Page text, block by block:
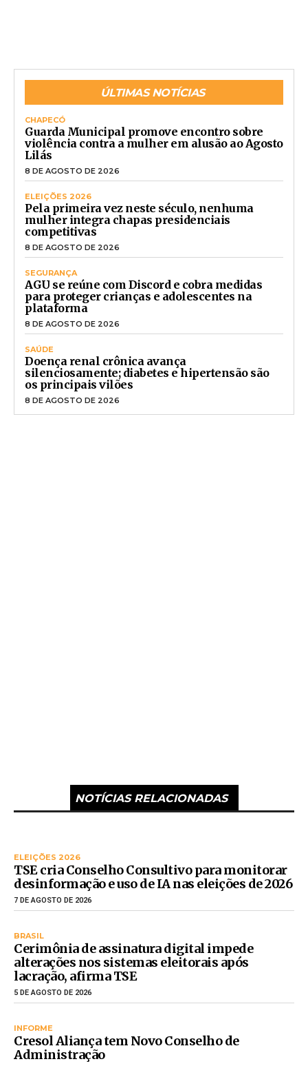
ÚLTIMAS NOTÍCIAS
CHAPECÓ
Guarda Municipal promove encontro sobre
violência contra a mulher em alusão ao Agosto
Lilás
8 DE AGOSTO DE 2026
ELEIÇÕES 2026
Pela primeira vez neste século, nenhuma
mulher integra chapas presidenciais
competitivas
8 DE AGOSTO DE 2026
SEGURANÇA
AGU se reúne com Discord e cobra medidas
para proteger crianças e adolescentes na
plataforma
8 DE AGOSTO DE 2026
SAÚDE
Doença renal crônica avança
silenciosamente; diabetes e hipertensão são
os principais vilões
8 DE AGOSTO DE 2026
NOTÍCIAS RELACIONADAS
ELEIÇÕES 2026
TSE cria Conselho Consultivo para monitorar
desinformação e uso de IA nas eleições de 2026
7 DE AGOSTO DE 2026
BRASIL
Cerimônia de assinatura digital impede
alterações nos sistemas eleitorais após
lacração, afirma TSE
5 DE AGOSTO DE 2026
INFORME
Cresol Aliança tem Novo Conselho de
Administração